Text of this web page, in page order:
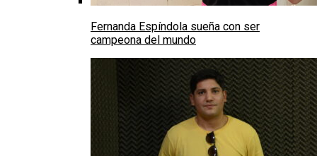
Fernanda Espíndola sueña con ser
campeona del mundo